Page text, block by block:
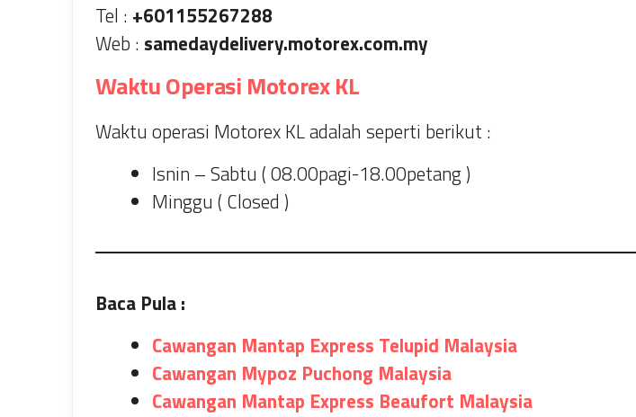
Tel : +601155267288
Web : samedaydelivery.motorex.com.my
Waktu Operasi Motorex KL
Waktu operasi Motorex KL adalah seperti berikut :
Isnin – Sabtu ( 08.00pagi-18.00petang )
Minggu ( Closed )
Baca Pula :
Cawangan Mantap Express Telupid Malaysia
Cawangan Mypoz Puchong Malaysia
Cawangan Mantap Express Beaufort Malaysia